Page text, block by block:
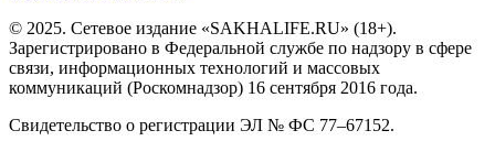
© 2025. Сетевое издание «SAKHALIFE.RU» (18+).
Зарегистрировано в Федеральной службе по надзору в сфере
связи, информационных технологий и массовых
коммуникаций (Роскомнадзор) 16 сентября 2016 года.
Свидетельство о регистрации ЭЛ № ФС 77–67152.